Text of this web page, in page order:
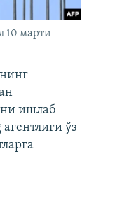
10 марти
ишлаб
ўз